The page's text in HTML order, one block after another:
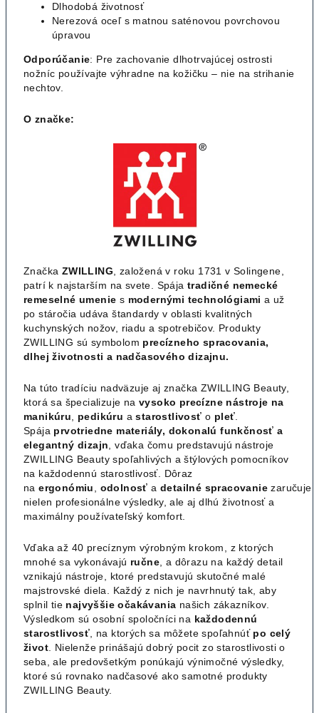
Dlhodobá životnosť
Nerezová oceľ s matnou saténovou povrchovou
úpravou
Odporúčanie: Pre zachovanie dlhotrvajúcej ostrosti
nožníc používajte výhradne na kožičku – nie na strihanie
nechtov.
O značke:
Značka ZWILLING , založená v roku 1731 v Solingene,
patrí k najstarším na svete. Spája tradičné nemecké
remeselné umenie s modernými technológiami a už
po stáročia udáva štandardy v oblasti kvalitných
kuchynských nožov, riadu a spotrebičov. Produkty
ZWILLING sú symbolom precízneho spracovania,
dlhej životnosti a nadčasového dizajnu.
Na túto tradíciu nadväzuje aj značka ZWILLING Beauty,
ktorá sa špecializuje na vysoko precízne nástroje na
manikúru
pedikúru a starostlivosť o pleť
Spája prvotriedne materiály, dokonalú funkčnosť a
elegantný dizajn , vďaka čomu predstavujú nástroje
ZWILLING Beauty spoľahlivých a štýlových pomocníkov
na každodennú starostlivosť. Dôraz
na ergonómiu odolnosť a detailné spracovanie zaručuje
nielen profesionálne výsledky, ale aj dlhú životnosť a
maximálny používateľský komfort.
Vďaka až 40 precíznym výrobným krokom, z ktorých
mnohé sa vykonávajú ručne , a dôrazu na každý detail
vznikajú nástroje, ktoré predstavujú skutočné malé
majstrovské diela. Každý z nich je navrhnutý tak, aby
splnil tie najvyššie očakávania našich zákazníkov.
Výsledkom sú osobní spoločníci na každodennú
starostlivosť , na ktorých sa môžete spoľahnúť po celý
život . Nielenže prinášajú dobrý pocit zo starostlivosti o
seba, ale predovšetkým ponúkajú výnimočné výsledky,
ktoré sú rovnako nadčasové ako samotné produkty
ZWILLING Beauty.